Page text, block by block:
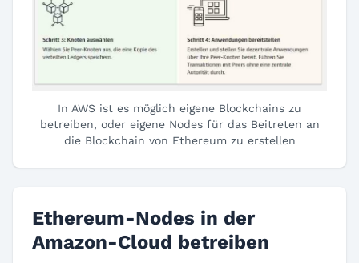
In AWS ist es möglich eigene Blockchains zu
betreiben, oder eigene Nodes für das Beitreten an
die Blockchain von Ethereum zu erstellen
Ethereum-Nodes in der
Amazon-Cloud betreiben